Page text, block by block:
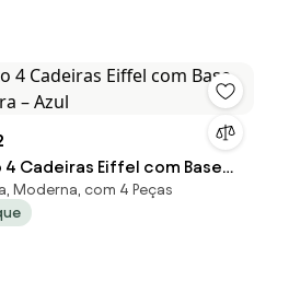
Cadeiras Eiffel com Base
– Azul
Moderna, com 4 Peças